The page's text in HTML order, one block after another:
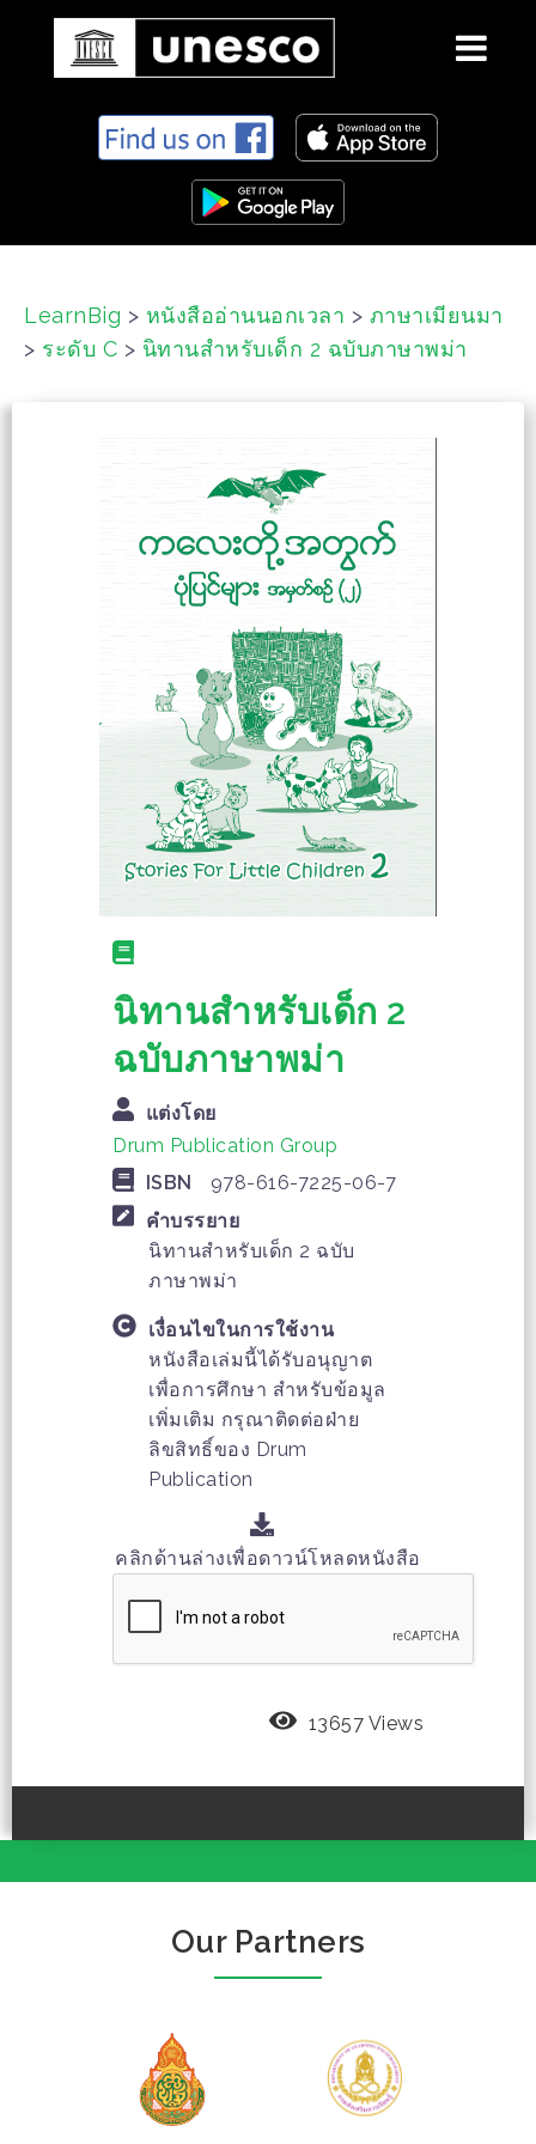
e
LearnBig > หนังสืออ่านนอกเวลา > ภาษาเมียนมา
> ระดับ C > นิทานสำหรับเด็ก 2 ฉบับภาษาพม่า
นิทานสำหรับเด็ก 2
ฉบับภาษาพม่า
แต่งโดย
Drum Publication Group
ISBN
978-616-7225-06-7
คำบรรยาย
นิทานสำหรับเด็ก 2 ฉบับ
ภาษาพม่า
เงื่อนไขในการใช้งาน
หนังสือเล่มนี้ได้รับอนุญาต
เพื่อการศึกษา สำหรับข้อมูล
เพิ่มเติม กรุณาติดต่อฝ่าย
ลิขสิทธิ์ของ Drum
Publication
คลิกด้านล่างเพื่อดาวน์โหลดหนังสือ
13657 Views
Our Partners